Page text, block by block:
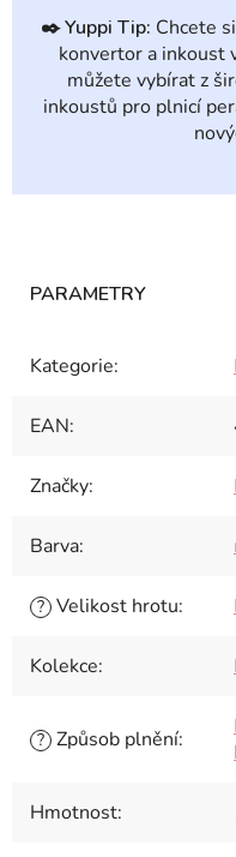
✒️Yuppi Tip: Chcete
konvertor a inkoust
můžete vybírat z
inkoustů pro plnicí
Kategorie:
EAN:
Značky:
Barva:
? Velikost hrotu:
Kolekce:
? Způsob plnění:
Hmotnost: